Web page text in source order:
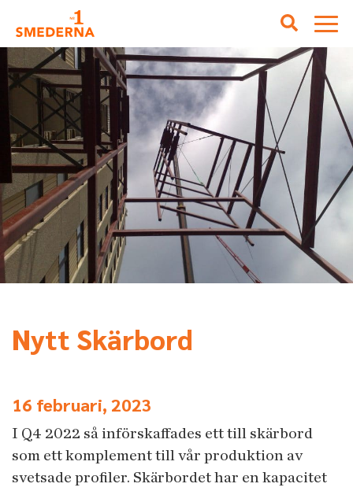
Nytt Skärbord
16 februari, 2023
I Q4 2022 så införskaffades ett till skärbord
som ett komplement till vår produktion av
svetsade profiler. Skärbordet har en kapacitet